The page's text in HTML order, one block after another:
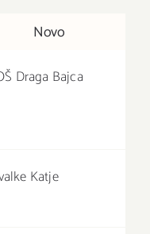
Novo
Draga Bajca
Katje